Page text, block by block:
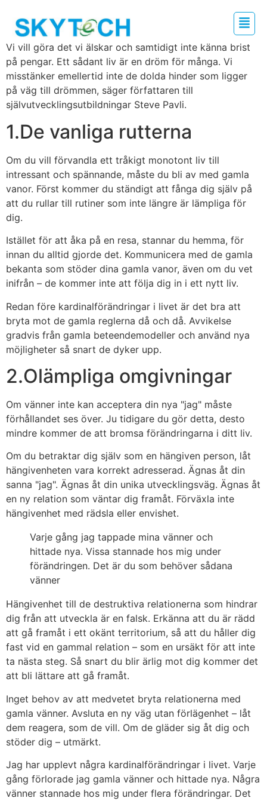
Vi vill göra det vi älskar och samtidigt inte känna brist
på pengar. Ett sådant liv är en dröm för många. Vi
misstänker emellertid inte de dolda hinder som ligger
på väg till drömmen, säger författaren till
självutvecklingsutbildningar Steve Pavli.
1.De vanliga rutterna
Om du vill förvandla ett tråkigt monotont liv till
intressant och spännande, måste du bli av med gamla
vanor. Först kommer du ständigt att fånga dig själv på
att du rullar till rutiner som inte längre är lämpliga för
dig.
Istället för att åka på en resa, stannar du hemma, för
innan du alltid gjorde det. Kommunicera med de gamla
bekanta som stöder dina gamla vanor, även om du vet
inifrån – de kommer inte att följa dig in i ett nytt liv.
Redan före kardinalförändringar i livet är det bra att
bryta mot de gamla reglerna då och då. Avvikelse
gradvis från gamla beteendemodeller och använd nya
möjligheter så snart de dyker upp.
2.Olämpliga omgivningar
Om vänner inte kan acceptera din nya "jag" måste
förhållandet ses över. Ju tidigare du gör detta, desto
mindre kommer de att bromsa förändringarna i ditt liv.
Om du betraktar dig själv som en hängiven person, låt
hängivenheten vara korrekt adresserad. Ägnas åt din
sanna "jag". Ägnas åt din unika utvecklingsväg. Ägnas åt
en ny relation som väntar dig framåt. Förväxla inte
hängivenhet med rädsla eller envishet.
Varje gång jag tappade mina vänner och
hittade nya. Vissa stannade hos mig under
förändringen. Det är du som behöver sådana
vänner
Hängivenhet till de destruktiva relationerna som hindrar
dig från att utveckla är en falsk. Erkänna att du är rädd
att gå framåt i ett okänt territorium, så att du håller dig
fast vid en gammal relation – som en ursäkt för att inte
ta nästa steg. Så snart du blir ärlig mot dig kommer det
att bli lättare att gå framåt.
Inget behov av att medvetet bryta relationerna med
gamla vänner. Avsluta en ny väg utan förlägenhet – låt
dem reagera, som de vill. Om de gläder sig åt dig och
stöder dig – utmärkt.
Jag har upplevt några kardinalförändringar i livet. Varje
gång förlorade jag gamla vänner och hittade nya. Några
vänner stannade hos mig under flera förändringar. Det